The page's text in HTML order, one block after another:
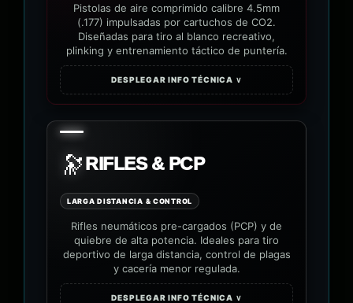
Pistolas de aire comprimido calibre 4.5mm
(.177) impulsadas por cartuchos de CO2.
Diseñadas para tiro al blanco recreativo,
plinking y entrenamiento táctico de puntería.
DESPLEGAR INFO TÉCNICA ∨
🔭 RIFLES & PCP
LARGA DISTANCIA & CONTROL
Rifles neumáticos pre-cargados (PCP) y de
quiebre de alta potencia. Ideales para tiro
deportivo de larga distancia, control de plagas
y cacería menor regulada.
DESPLEGAR INFO TÉCNICA ∨